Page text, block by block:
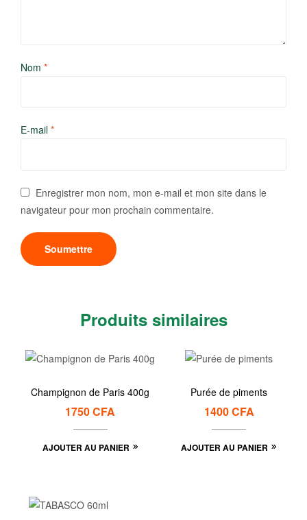
Nom *
E-mail *
Enregistrer mon nom, mon e-mail et mon site dans le
navigateur pour mon prochain commentaire.
Produits similaires
Champignon de Paris 400g
1750CFA
AJOUTER AU PANIER
Purée de piments
1400CFA
AJOUTER AU PANIER